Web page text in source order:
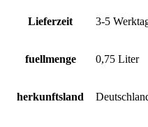
Lieferzeit 3-5
fuellmenge 0,75 Liter
herkunftsland